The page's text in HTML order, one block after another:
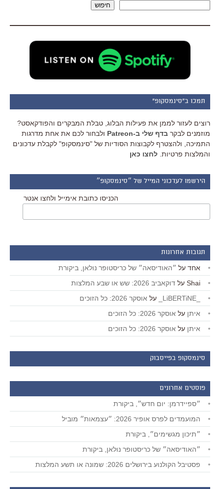
חיפוש
תמכו ב"סינמסקופ"
רוצים לעזור לממן את פעילות הבלוג, טבלת המבקרים והפודקאסט?
מוזמנים לבקר בדף שלי ב-Patreon
ולבחור לכם את אחת מדרגות
התמיכה, ולהצטרף לקבוצות הסודיות של "סינמסקופ" לקבלת עדכונים
והמלצות פרטיות. לחצו כאן
הירשמו לעדכוני המייל של ״סינמסקופ״
הכניסו כתובת אימייל ולחצו אנטר
תגובות אחרונות
אחד על ״האודיסאה״ של כריסטופר נולאן, ביקורת
Shai על דוקאביב 2026: שש או שבע המלצות
על אוסקר 2026: כל הזוכים
איתן על אוסקר 2026: כל הזוכים
איתן על אוסקר 2026: כל הזוכים
סינמסקופ בפייסבוק
פוסטים אחרונים
״ספיידרמן: יום חדש״, ביקורת
המועמדים לפרס אופיר 2026: ״עצמאות״ מוביל
״תיכון מגשימים״, ביקורת
״האודיסאה״ של כריסטופר נולאן, ביקורת
פסטיבל הקולנוע בירושלים 2026: שמונה או תשע המלצות